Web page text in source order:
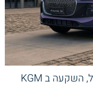
צ'רי מתרחבת – לפאס בישראל, השקעה ב KGM